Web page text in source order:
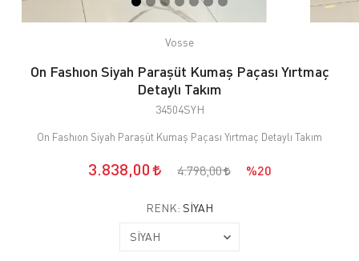
Vosse
On Fashıon Siyah Paraşüt Kumaş Paçası Yırtmaç
Detaylı Takım
34504SYH
On Fashıon Siyah Paraşüt Kumaş Paçası Yırtmaç Detaylı Takım
3.838,00 4.798,00 %20
RENK: SİYAH